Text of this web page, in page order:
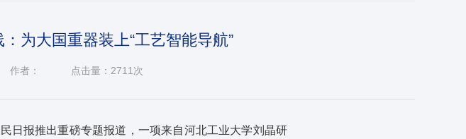
为大国重器装上“工艺智能导航”
作者： 点击量： 2711次
日报推出重磅专题报道，一项来自河北工业大学刘晶研